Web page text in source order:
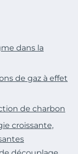
dans la
de gaz à effet
de charbon
croissante,